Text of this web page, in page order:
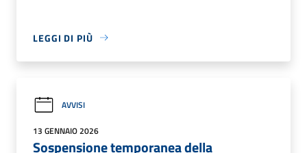
LEGGI DI PIÙ
AVVISI
13 GENNAIO 2026
Sospensione temporanea della